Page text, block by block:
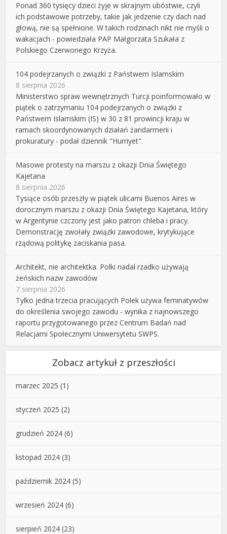
Ponad 360 tysięcy dzieci żyje w skrajnym ubóstwie, czyli
ich podstawowe potrzeby, takie jak jedzenie czy dach nad
głową, nie są spełnione. W takich rodzinach nikt nie myśli o
wakacjach - powiedziała PAP Małgorzata Szukała z
Polskiego Czerwonego Krzyża.
104 podejrzanych o związki z Państwem Islamskim
8 sierpnia 2026
Ministerstwo spraw wewnętrznych Turcji poinformowało w
piątek o zatrzymaniu 104 podejrzanych o związki z
Państwem Islamskim (IS) w 30 z 81 prowincji kraju w
ramach skoordynowanych działań żandarmerii i
prokuratury - podał dziennik "Hurriyet".
Masowe protesty na marszu z okazji Dnia Świętego
Kajetana
8 sierpnia 2026
Tysiące osób przeszły w piątek ulicami Buenos Aires w
dorocznym marszu z okazji Dnia Świętego Kajetana, który
w Argentynie czczony jest jako patron chleba i pracy.
Demonstrację zwołały związki zawodowe, krytykujące
rządową politykę zaciskania pasa.
Architekt, nie architektka. Polki nadal rzadko używają
żeńskich nazw zawodów
7 sierpnia 2026
Tylko jedna trzecia pracujących Polek używa feminatywów
do określenia swojego zawodu - wynika z najnowszego
raportu przygotowanego przez Centrum Badań nad
Relacjami Społecznymi Uniwersytetu SWPS.
Zobacz artykuł z przeszłości
marzec 2025 (1)
styczeń 2025 (2)
grudzień 2024 (6)
listopad 2024 (3)
październik 2024 (5)
wrzesień 2024 (6)
sierpień 2024 (23)